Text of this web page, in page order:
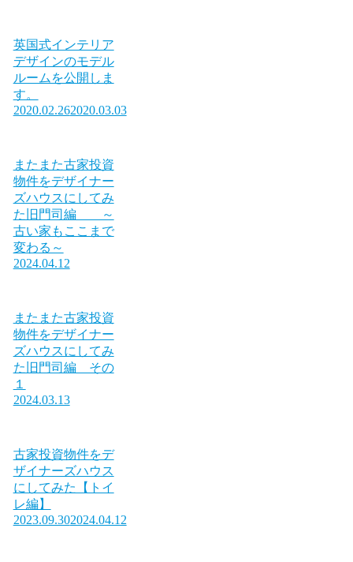
英国式インテリア
デザインのモデル
ルームを公開しま
す。
2020.02.262020.03.03
またまた古家投資
物件をデザイナー
ズハウスにしてみ
た旧門司編 ～
古い家もここまで
変わる～
2024.04.12
またまた古家投資
物件をデザイナー
ズハウスにしてみ
た旧門司編 その
１
2024.03.13
古家投資物件をデ
ザイナーズハウス
にしてみた【トイ
レ編】
2023.09.302024.04.12